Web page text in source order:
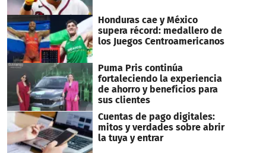
Honduras cae y México
supera récord: medallero de
los Juegos Centroamericanos
Puma Pris continúa
fortaleciendo la experiencia
de ahorro y beneficios para
sus clientes
Cuentas de pago digitales:
mitos y verdades sobre abrir
la tuya y entrar